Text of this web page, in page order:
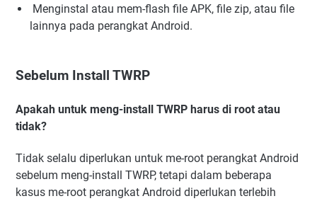
Menginstal atau mem-flash file APK, file zip, atau file
lainnya pada perangkat Android.
Sebelum Install TWRP
Apakah untuk meng-install TWRP harus di root atau
tidak?
Tidak selalu diperlukan untuk me-root perangkat Android
sebelum meng-install TWRP, tetapi dalam beberapa
kasus me-root perangkat Android diperlukan terlebih